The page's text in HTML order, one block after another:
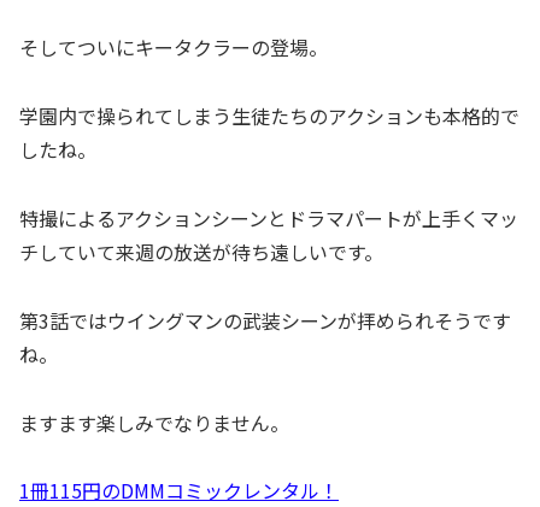
そしてついにキータクラーの登場。
学園内で操られてしまう生徒たちのアクションも本格的で
したね。
特撮によるアクションシーンとドラマパートが上手くマッ
チしていて来週の放送が待ち遠しいです。
第3話ではウイングマンの武装シーンが拝められそうです
ね。
ますます楽しみでなりません。
1冊115円のDMMコミックレンタル！